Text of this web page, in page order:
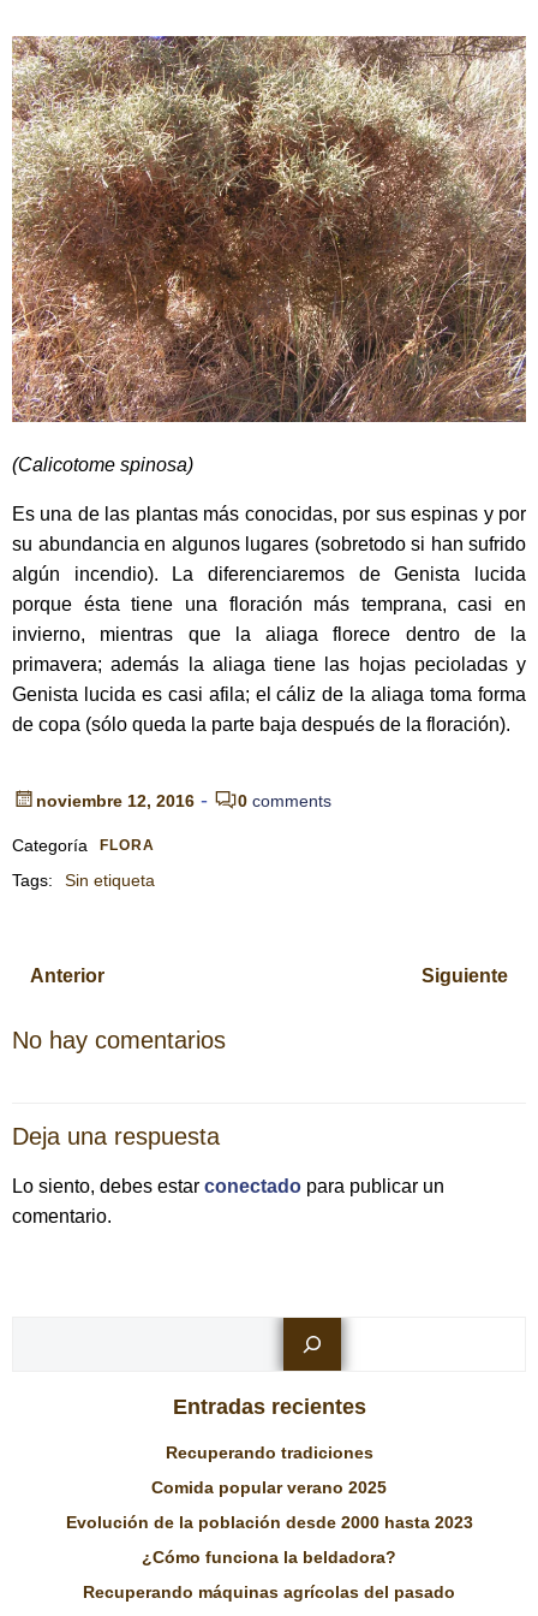
(Calicotome spinosa)
Es una de las plantas más conocidas, por sus espinas y por
su abundancia en algunos lugares (sobretodo si han sufrido
algún incendio). La diferenciaremos de Genista lucida
porque ésta tiene una floración más temprana, casi en
invierno, mientras que la aliaga florece dentro de la
primavera; además la aliaga tiene las hojas pecioladas y
Genista lucida es casi afila; el cáliz de la aliaga toma forma
de copa (sólo queda la parte baja después de la floración).
noviembre 12, 2016 - 0 comments
Categoría FLORA
Tags: Sin etiqueta
Navegación
por
entradas
Anterior
Navegación
Siguiente
No hay comentarios
Deja una respuesta
Lo siento, debes estar conectado para publicar un
comentario.
Entradas recientes
Recuperando tradiciones
Comida popular verano 2025
Evolución de la población desde 2000 hasta 2023
¿Cómo funciona la beldadora?
Recuperando máquinas agrícolas del pasado